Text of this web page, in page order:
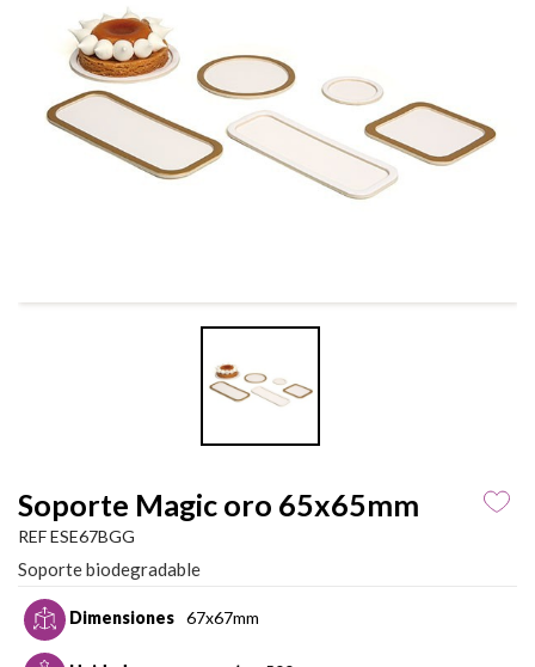
Soporte Magic oro 65x65mm
REF ESE67BGG
Soporte biodegradable
Dimensiones 67x67mm